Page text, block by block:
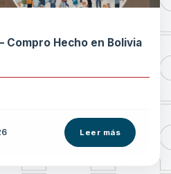
Compro Hecho en Bolivia
Leer más